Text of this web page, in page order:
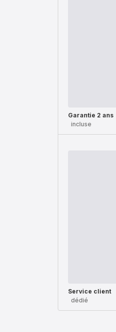
Garantie 2 ans
incluse
Service client
dédié